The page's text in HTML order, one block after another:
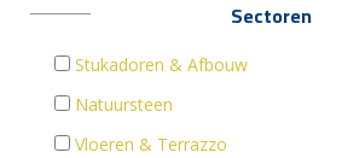
Sectoren
Stukadoren & Afbouw
Natuursteen
Vloeren & Terrazzo